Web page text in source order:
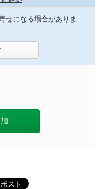
せになる場合がありま